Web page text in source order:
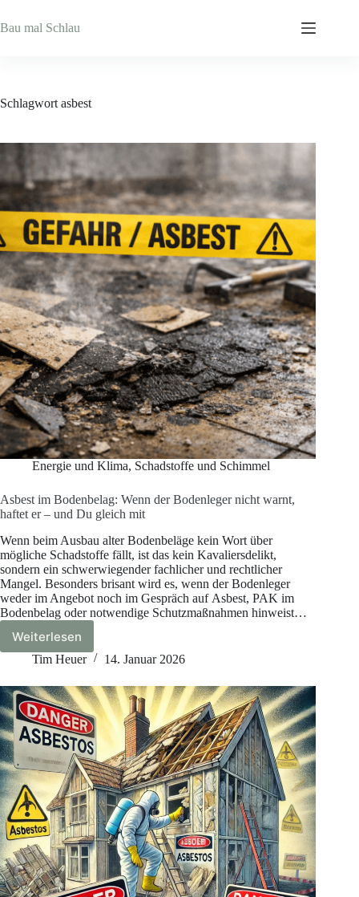
Inhalt
springen
Bau mal Schlau
Schlagwort asbest
Energie und Klima, Schadstoffe und Schimmel
Asbest im Bodenbelag: Wenn der Bodenleger nicht warnt,
haftet er – und Du gleich mit
Wenn beim Ausbau alter Bodenbeläge kein Wort über
mögliche Schadstoffe fällt, ist das kein Kavaliersdelikt,
sondern ein schwerwiegender fachlicher und rechtlicher
Mangel. Besonders brisant wird es, wenn der Bodenleger
weder im Angebot noch im Gespräch auf Asbest, PAK im
Bodenbelag oder notwendige Schutzmaßnahmen hinweist…
Weiterlesen
Asbest
im
Wenn
der
Bodenleger
nicht
warnt,
haftet
er
und
Du
gleich
mit
Tim Heuer 14. Januar 2026